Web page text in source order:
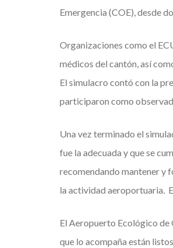
Emergencia (COE), desde
Organizaciones como el
médicos del cantón, así
El simulacro contó con la
participaron como
Una vez terminado el
fue la adecuada y que se
recomendando mantener y
la actividad aeroportuaria.
El Aeropuerto Ecológico de
que lo acompaña están